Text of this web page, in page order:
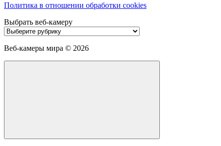
Политика в отношении обработки cookies
Выбрать веб-камеру
Выбрать
камеру
Веб-камеры мира © 2026